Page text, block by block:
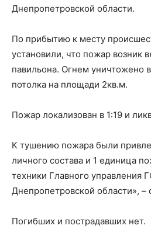
Днепропетровской области.
По прибытию к месту
установили, что пожар возник
павильона. Огнем уничтожено
потолка на площади 2кв.м.
Пожар локализован в 1:19 и
К тушению пожара были
личного состава и 1 единица
техники Главного управления
Днепропетровской области», –
Погибших и пострадавших нет.